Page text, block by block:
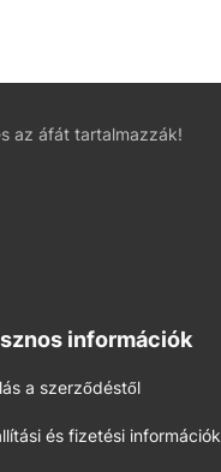
az áfát tartalmazzák!
információk
a szerződéstől
és fizetési információk